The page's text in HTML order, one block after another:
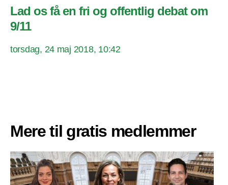
Lad os få en fri og offentlig debat om
9/11
torsdag, 24 maj 2018, 10:42
Mere til gratis medlemmer